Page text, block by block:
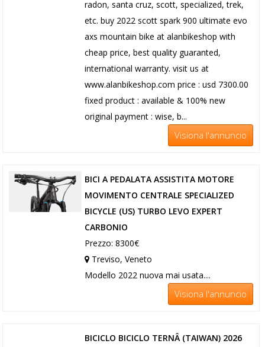
radon, santa cruz, scott, specialized, trek,
etc. buy 2022 scott spark 900 ultimate evo
axs mountain bike at alanbikeshop with
cheap price, best quality guaranted,
international warranty. visit us at
www.alanbikeshop.com price : usd 7300.00
fixed product : available & 100% new
original payment : wise, b...
Visiona l'annuncio
BICI A PEDALATA ASSISTITA MOTORE
MOVIMENTO CENTRALE SPECIALIZED
BICYCLE (US) TURBO LEVO EXPERT
CARBONIO
Prezzo: 8300€
Treviso, Veneto
Modello 2022 nuova mai usata....
Visiona l'annuncio
BICICLO BICICLO TERNÂ (TAIWAN) 2026